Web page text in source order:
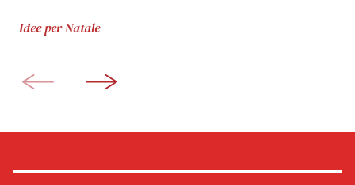
Idee per Natale